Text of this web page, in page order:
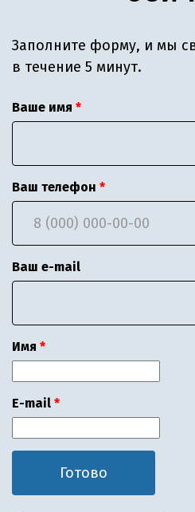
Заполните форму, и мы
в течение 5 минут.
Ваше имя
Ваш телефон
Ваш e-mail
Имя
E-mail